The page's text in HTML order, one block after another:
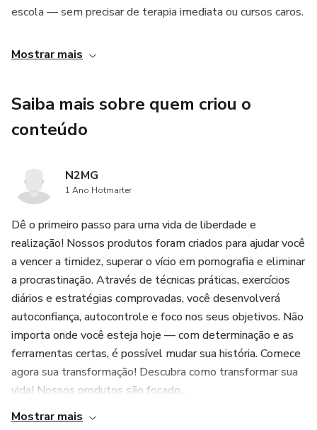
Dicas práticas de postura, voz e expressão
Exercícios diários para desbloquear sua confiança
Sente ansiedade antes de falar com pessoas
Deseja se comunicar com mais segurança e naturalidade
Está cansado(a) de perder oportunidades por vergonha
Você não nasceu para se esconder. Comece hoje a
mudança.
escola — sem precisar de terapia imediata ou cursos caros.
---
Leitores conseguem perceber mudanças em poucas
---
4. Ajuda em várias áreas da vida
Melhora na vida amoros
Mostrar mais
Saiba mais sobre quem criou o
conteúdo
N2MG
1 Ano Hotmarter
Dê o primeiro passo para uma vida de liberdade e
realização! Nossos produtos foram criados para ajudar você
a vencer a timidez, superar o vício em pornografia e eliminar
a procrastinação. Através de técnicas práticas, exercícios
diários e estratégias comprovadas, você desenvolverá
autoconfiança, autocontrole e foco nos seus objetivos. Não
importa onde você esteja hoje — com determinação e as
ferramentas certas, é possível mudar sua história. Comece
agora sua transformação! Descubra como transformar sua
vida! Nossos produtos são focado...
Mostrar mais